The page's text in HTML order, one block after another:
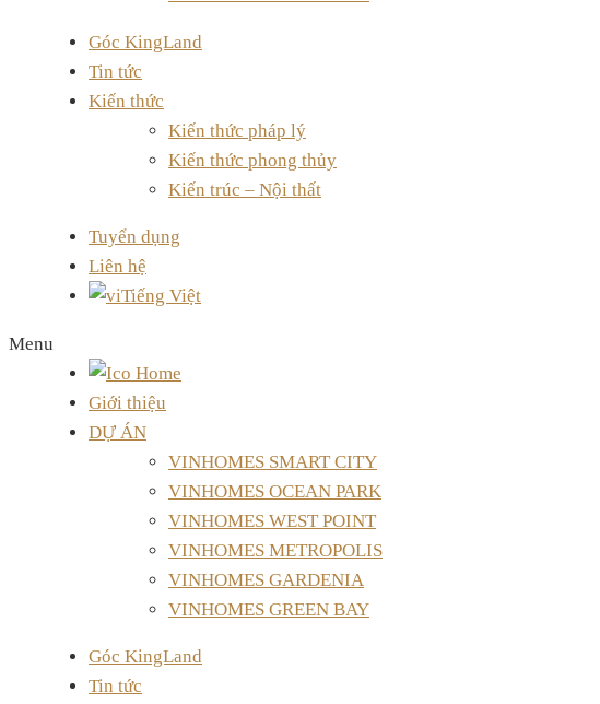
Góc KingLand
Tin tức
Kiến thức
Kiến thức pháp lý
Kiến thức phong thủy
Kiến trúc – Nội thất
Tuyển dụng
Liên hệ
Tiếng Việt
Menu
Giới thiệu
DỰ ÁN
VINHOMES SMART CITY
VINHOMES OCEAN PARK
VINHOMES WEST POINT
VINHOMES METROPOLIS
VINHOMES GARDENIA
VINHOMES GREEN BAY
Góc KingLand
Tin tức